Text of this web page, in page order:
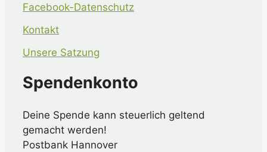
Facebook-Datenschutz
Kontakt
Unsere Satzung
Spendenkonto
Deine Spende kann steuerlich geltend
gemacht werden!
Postbank Hannover